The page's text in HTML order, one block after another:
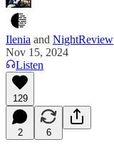
Ilenia and NightReview
Nov 15, 2024
Listen
129
2 6